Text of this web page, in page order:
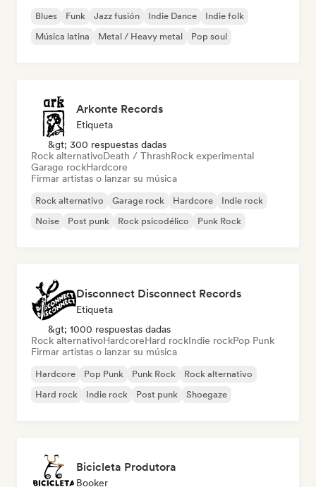
Blues Funk Jazz fusión Indie Dance
Indie folk
Música latina
Metal / Heavy metal Pop soul
Arkonte Records
Etiqueta
&gt; 300 respuestas dadas
Rock alternativoDeath / ThrashRock experimental
Garage rockHardcore
Firmar artistas o lanzar su música
Rock alternativo Garage rock Hardcore
Indie rock
Noise
Post punk Rock psicodélico Punk Rock
Disconnect Disconnect Records
Etiqueta
&gt; 1000 respuestas dadas
Rock alternativoHardcoreHard rockIndie rockPop Punk
Firmar artistas o lanzar su música
Hardcore Pop Punk Punk Rock
Rock alternativo
Hard rock
Indie rock Post punk Shoegaze
Bicicleta Produtora
Booker